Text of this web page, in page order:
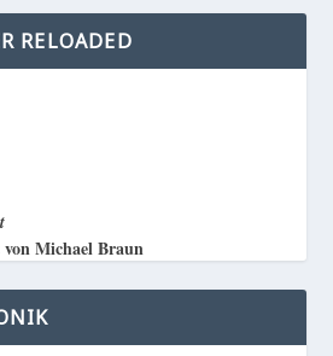
RELOADED
Michael Braun